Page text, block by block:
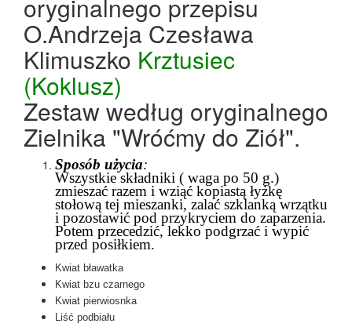
oryginalnego przepisu
O.Andrzeja Czesława
Klimuszko Krztusiec
(Koklusz)
Zestaw według oryginalnego
Zielnika "Wróćmy do Ziół".
Sposób użycia:
Wszystkie składniki ( waga po 50 g.)
zmieszać razem i wziąć kopiastą łyżkę
stołową tej mieszanki, zalać szklanką wrzątku
i pozostawić pod przykryciem do zaparzenia.
Potem przecedzić, lekko podgrzać i wypić
przed posiłkiem.
Kwiat bławatka
Kwiat bzu czarnego
Kwiat pierwiosnka
Liść podbiału